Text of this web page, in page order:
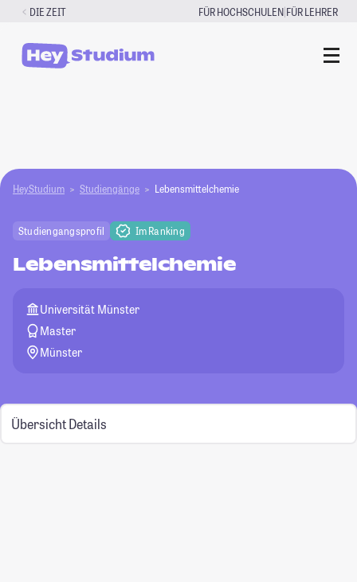
Zum
springen
DIE ZEIT FÜR HOCHSCHULEN|FÜR LEHRER
HeyStudium Studiengänge Lebensmittelchemie
Studiengangsprofil Im Ranking
Lebensmittelchemie
Universität Münster
Master
Münster
Übersicht Details